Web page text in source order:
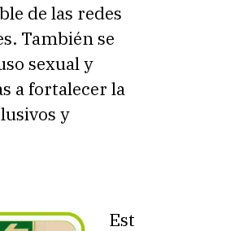
de las redes
También se
sexual y
a fortalecer la
y
Est